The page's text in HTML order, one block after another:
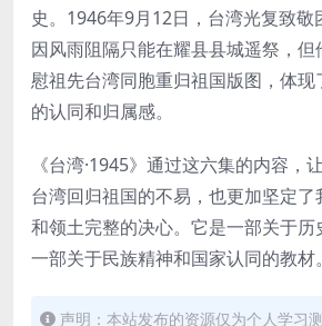
史。1946年9月12日，台湾光复致敬
因风雨阻隔只能在耀县县城遥祭，
慰祖先台湾同胞重归祖国版图，体现
的认同和归属感。
《台湾·1945》通过这六集的内容，
台湾回归祖国的不易，也更加坚定
和领土完整的决心。它是一部关于历
一部关于民族精神和国家认同的教材。
声明：本站发布的资源仅为个人学习